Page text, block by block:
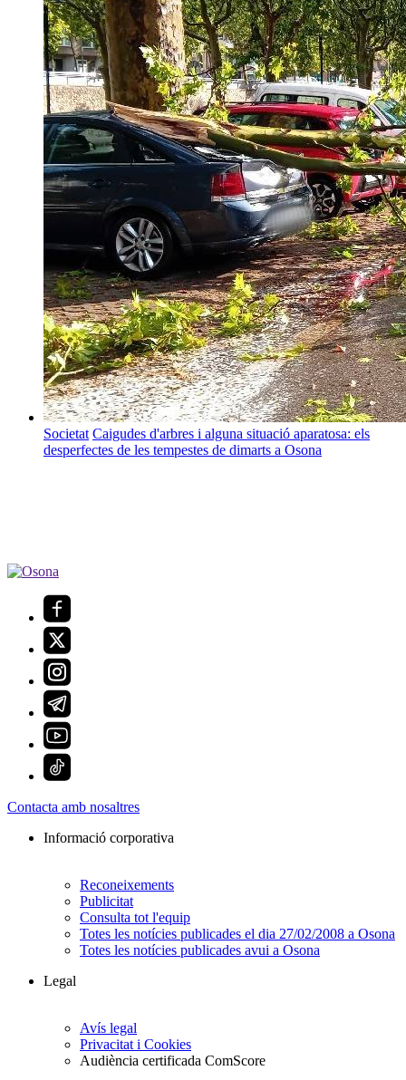
Societat Caigudes d'arbres i alguna situació aparatosa: els
desperfectes de les tempestes de dimarts a Osona
Contacta amb nosaltres
Informació corporativa
Reconeixements
Publicitat
Consulta tot l'equip
Totes les notícies publicades el dia 27/02/2008 a Osona
Totes les notícies publicades avui a Osona
Legal
Avís legal
Privacitat i Cookies
Audiència certificada ComScore